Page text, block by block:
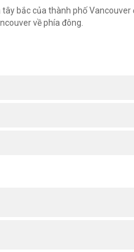
bắc của thành phố Vancouver
về phía đông.